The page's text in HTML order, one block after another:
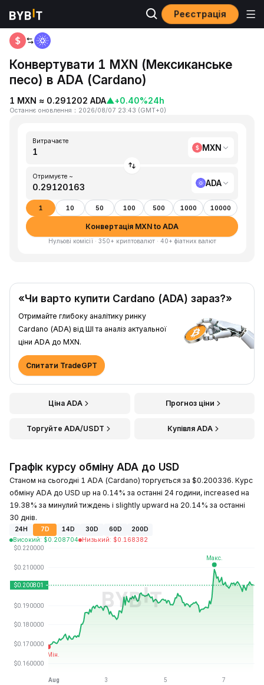
Реєстрація
Головна
Конвертувати 1 MXN (Мексиканське
песо) в ADA (Cardano)
1 MXN ≈ 0.291202 ADA▲+0.40%24h
Останнє оновлення ： 2026/08/07 23:43 (GMT+0)
Витрачаєте
MXN
Отримуєте ~
ADA
1 10 50 100 500 1000 10000
Конвертація MXN to ADA
Нульові комісії · 350+ криптовалют · 40+ фіатних валют
«Чи варто купити Cardano (ADA) зараз?»
Отримайте глибоку аналітику ринку
Cardano (ADA) від ШІ та аналіз актуальної
ціни ADA до MXN.
Спитати TradeGPT
Ціна ADA Прогноз ціни
Торгуйте ADA/USDT Купівля ADA
Графік курсу обміну ADA до USD
Станом на сьогодні 1 ADA (Cardano) торгується за $0.200336. Курс
обміну ADA до USD up на 0.14% за останні 24 години, increased на
19.38% за минулий тиждень і slightly upward на 20.14% за останні
30 днів.
24H 7D 14D 30D 60D
200D
Високий: $0.208704 Низький: $0.168382
Останнє оновлення: 2026-08-07, 23:43 GMT+0
Історичний максимум
$0.019253